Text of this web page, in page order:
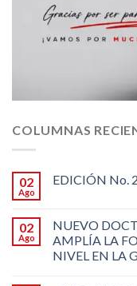
COLUMNAS
02
Ago
EDICIÓN No.
02
Ago
NUEVO
AMPLÍA LA
NIVEL EN LA